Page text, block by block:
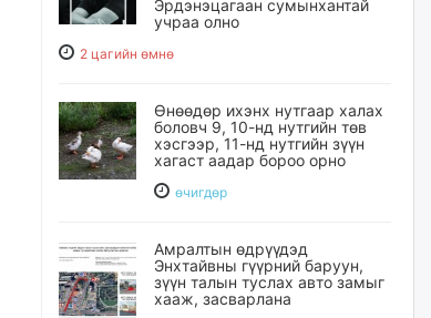
Эрдэнэцагаан сумынхантай
учраа олно
2 цагийн өмнө
Өнөөдөр ихэнх нутгаар халах
боловч 9, 10-нд нутгийн төв
хэсгээр, 11-нд нутгийн зүүн
хагаст аадар бороо орно
өчигдѳр
Амралтын өдрүүдэд
Энхтайвны гүүрний баруун,
зүүн талын туслах авто замыг
хааж, засварлана